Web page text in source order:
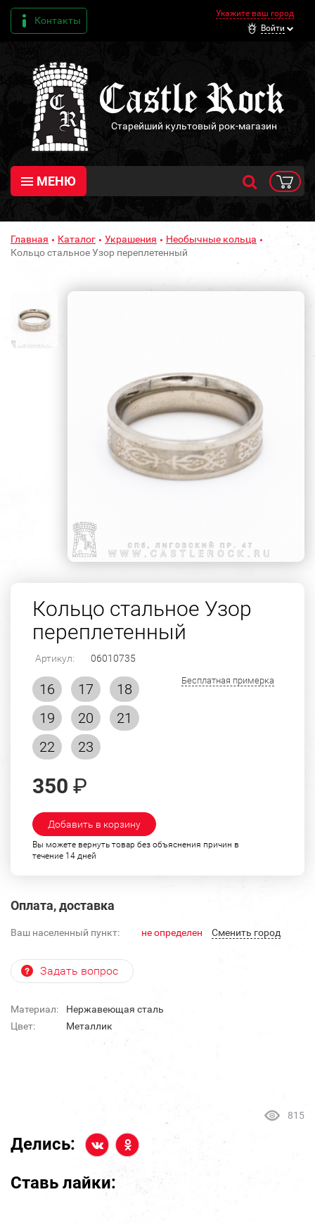
Контакты
Укажите ваш город
Войти
Старейший культовый рок-магазин
МЕНЮ
Главная Каталог Украшения
Необычные кольца
Кольцо стальное Узор переплетенный
Кольцо стальное Узор
переплетенный
Артикул: 06010735
16 17
18
19
20
21
22
23
Бесплатная примерка
350 ₽
Добавить в корзину
Вы можете вернуть товар без объяснения причин в
течение 14 дней
Оплата, доставка
Ваш населенный пункт: не определен Cменить город
Задать вопрос
Материал:
Нержавеющая сталь
Цвет:
Металлик
815
Делись:
Ставь лайки: